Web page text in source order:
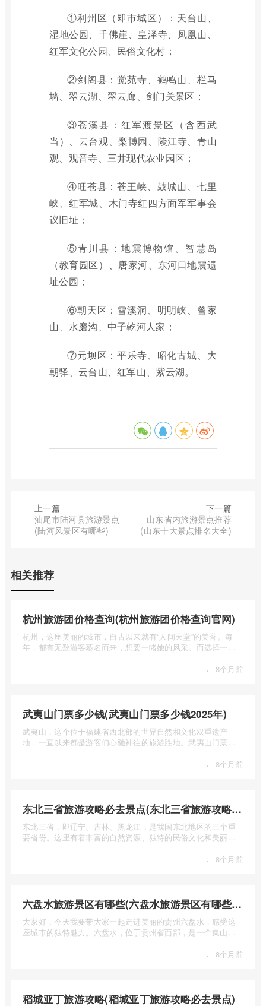
①利州区（即市城区）：天台山、
湿地公园、千佛崖、皇泽寺、凤凰山、
红军文化公园、民俗文化村；
②剑阁县：觉苑寺、鹤鸣山、栏马
墙、翠云湖、翠云廊、剑门关景区；
③苍溪县：红军渡景区（含西武
当）、云台观、梨博园、陵江寺、青山
观、观音寺、三井现代农业园区；
④旺苍县：苍王峡、鼓城山、七里
峡、红军城、木门寺红四方面军军事会
议旧址；
⑤青川县：地震博物馆、智慧岛
（教育园区）、唐家河、东河口地震遗
址公园；
⑥朝天区：雪溪洞、明明峡、曾家
山、水磨沟、中子乾河人家；
⑦元坝区：平乐寺、昭化古城、大
朝驿、云台山、红军山、紫云湖。
上一篇
汕尾市陆河县旅游景点
(陆河风景区有哪些)
下一篇
山东省内旅游景点推荐
(山东十大景点排名大全)
相关推荐
杭州旅游团价格查询(杭州旅游团价格查询官网)
杭州，这座美丽的城市，自古以来就有“人间天堂”的美誉。每
年，都有无数游客慕名而来，想要一睹她的风采。而选择一个
· 8个月前
武夷山门票多少钱(武夷山门票多少钱2025年)
武夷山，这个位于福建省西北部的世界自然和文化双重遗产
地，一直以来都是游客们心驰神往的旅游胜地。武夷山门票多
· 8个月前
东北三省旅游攻略必去景点(东北三省旅游攻略必去景点视频介绍)
东北三省，即辽宁、吉林、黑龙江，是我国东北地区的三个重
要省份。这里有着丰富的自然资源、独特的民俗文化和美丽的
· 8个月前
六盘水旅游景区有哪些(六盘水旅游景区有哪些景点值得去)
大家好，今天我要带大家一起走进美丽的贵州六盘水，感受这
座城市的独特魅力。六盘水，位于贵州省西部，是一个集山水
· 8个月前
稻城亚丁旅游攻略(稻城亚丁旅游攻略必去景点)